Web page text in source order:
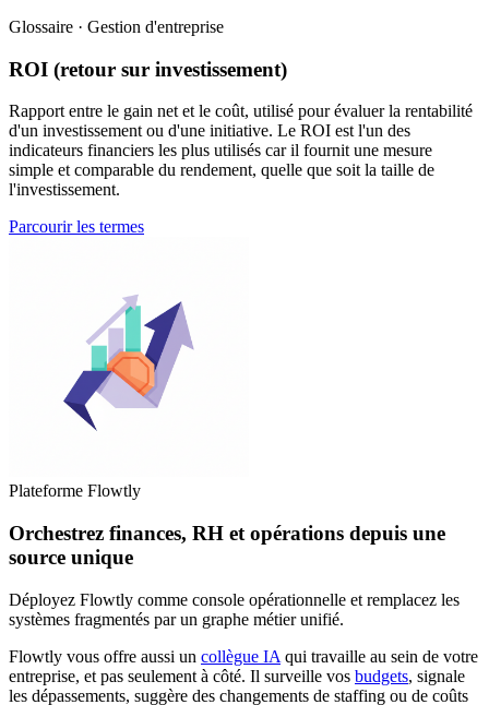
Glossaire · Gestion d'entreprise
ROI (retour sur investissement)
Rapport entre le gain net et le coût, utilisé pour évaluer la rentabilité
d'un investissement ou d'une initiative. Le ROI est l'un des
indicateurs financiers les plus utilisés car il fournit une mesure
simple et comparable du rendement, quelle que soit la taille de
l'investissement.
Parcourir les termes
Plateforme Flowtly
Orchestrez finances, RH et opérations depuis une
source unique
Déployez Flowtly comme console opérationnelle et remplacez les
systèmes fragmentés par un graphe métier unifié.
Flowtly vous offre aussi un collègue IA qui travaille au sein de votre
entreprise, et pas seulement à côté. Il surveille vos budgets, signale
les dépassements, suggère des changements de staffing ou de coûts